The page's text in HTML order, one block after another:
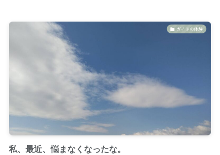
ガイドの体験
私、最近、悩まなくなったな。